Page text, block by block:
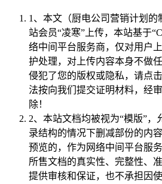
1、本文（厨电公司营销计划的
站会员“凌寒”上传，本站基于
络中间平台服务商，仅对用户
护处理，对上传内容本身不做
侵犯了您的版权或隐私，请点
法按向我们提交证明材料，经
除！
2、本站文档均被视为“模版”，
录结构的情况下删减部份的内
预览的，作为网络中间平台服
所售文档的真实性、完整性、
提供审核和保证，也不承担因